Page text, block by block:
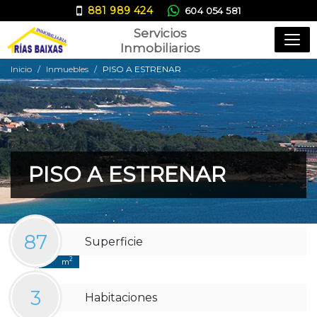
881 989 424 604 054 581
ana@inmobiliariariasbaixas.com
Servicios
Inmobiliarios
Inicio Inmuebles PISO A ESTRENAR
PISO A ESTRENAR
87 Superficie
m2
3 Habitaciones